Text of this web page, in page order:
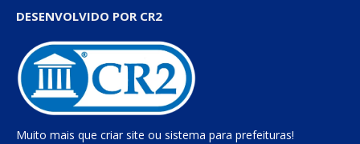
DESENVOLVIDO POR CR2
Muito mais que criar site ou sistema para prefeituras!